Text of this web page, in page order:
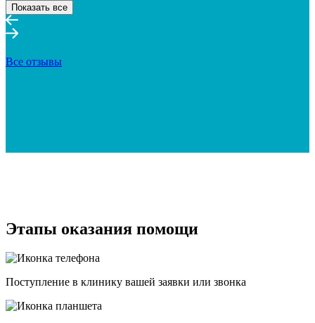
Показать все
Все отзывы
Этапы оказания помощи
Поступление в клинику вашей заявки или звонка